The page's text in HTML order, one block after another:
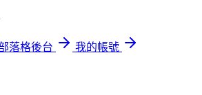
落格後台
我的帳號